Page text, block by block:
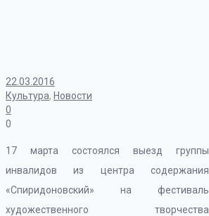
22.03.2016
Культура, Новости
0
0
17 марта состоялся выезд группы
инвалидов из центра содержания
«Спиридоновский» на фестиваль
художественного творчества